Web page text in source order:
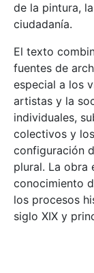
de la pintura,
ciudadanía.
El texto
fuentes de
especial a los
artistas y la
individuales,
colectivos y
configuración
plural. La obra
conocimiento
los procesos
siglo XIX y